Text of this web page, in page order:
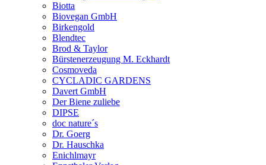
Biotta
Biovegan GmbH
Birkengold
Blendtec
Brod & Taylor
Bürstenerzeugung M. Eckhardt
Cosmoveda
CYCLADIC GARDENS
Davert GmbH
Der Biene zuliebe
DIPSE
doc nature´s
Dr. Goerg
Dr. Hauschka
Enichlmayr